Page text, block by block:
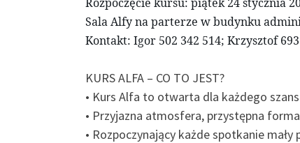
Sala Alfy na parterze w budynku
Kontakt: Igor 502 342 514; Krzysztof
KURS ALFA – CO TO JEST?
• Kurs Alfa to otwarta dla każdego
• Przyjazna atmosfera, przystępna
• Rozpoczynający każde spotkanie